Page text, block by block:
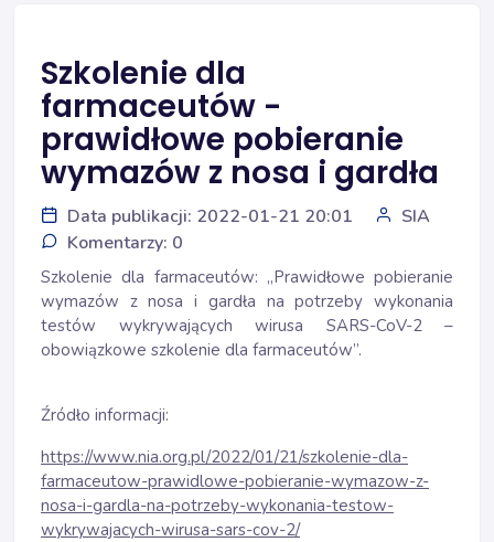
Szkolenie dla
farmaceutów -
prawidłowe pobieranie
wymazów z nosa i gardła
Data publikacji: 2022-01-21 20:01
SIA
Komentarzy: 0
Szkolenie dla farmaceutów: „Prawidłowe pobieranie
wymazów z nosa i gardła na potrzeby wykonania
testów wykrywających wirusa SARS-CoV-2 –
obowiązkowe szkolenie dla farmaceutów”.
Źródło informacji:
https://www.nia.org.pl/2022/01/21/szkolenie-dla-
farmaceutow-prawidlowe-pobieranie-wymazow-z-
nosa-i-gardla-na-potrzeby-wykonania-testow-
wykrywajacych-wirusa-sars-cov-2/